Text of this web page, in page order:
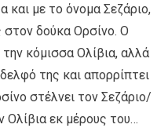
και με το όνομα Σεζάριο,
στον δούκα Ορσίνο. Ο
κόμισσα Ολίβια, αλλά
της και απορρίπτει
στέλνει τον Σεζάριο/
Ολίβια εκ μέρους του…